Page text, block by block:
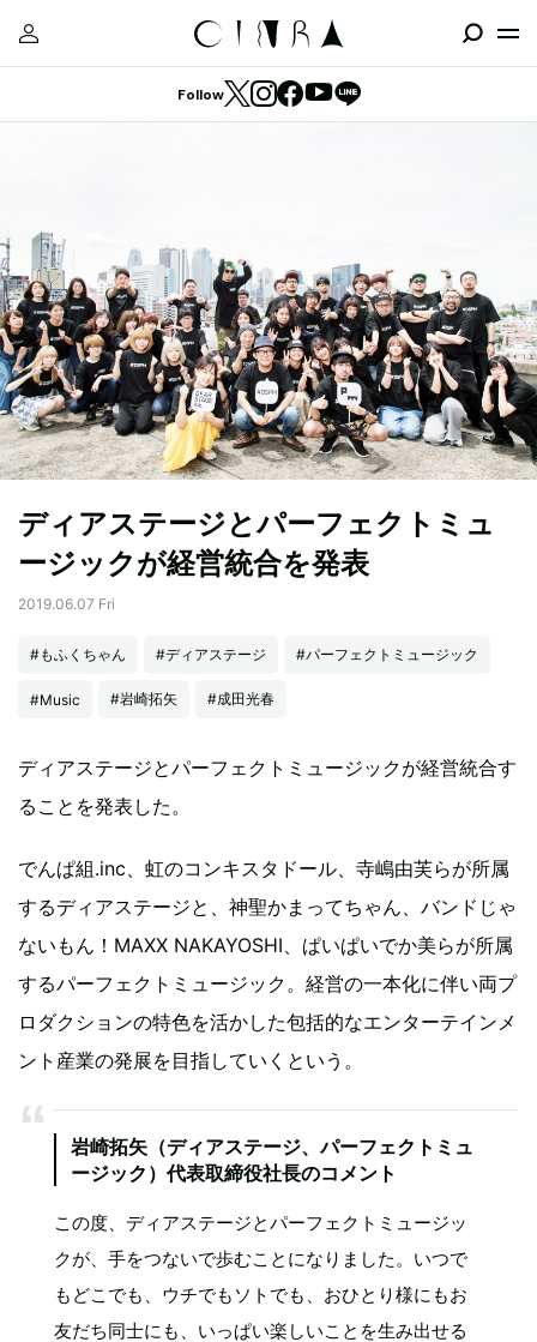
Follow
ディアステージとパーフェクトミュ
ージックが経営統合を発表
2019.06.07 Fri
#もふくちゃん #ディアステージ #パーフェクトミュージック
#Music #岩崎拓矢 #成田光春
ディアステージとパーフェクトミュージックが経営統合す
ることを発表した。
でんぱ組.inc、虹のコンキスタドール、寺嶋由芙らが所属
するディアステージと、神聖かまってちゃん、バンドじゃ
ないもん！MAXX NAKAYOSHI、ぱいぱいでか美らが所属
するパーフェクトミュージック。経営の一本化に伴い両プ
ロダクションの特色を活かした包括的なエンターテインメ
ント産業の発展を目指していくという。
岩崎拓矢（ディアステージ、パーフェクトミュ
ージック）代表取締役社長のコメント
この度、ディアステージとパーフェクトミュージッ
クが、手をつないで歩むことになりました。いつで
もどこでも、ウチでもソトでも、おひとり様にもお
友だち同士にも、いっぱい楽しいことを生み出せる